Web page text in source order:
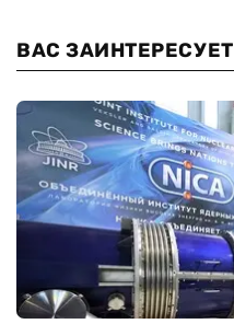
ВАС ЗАИНТЕРЕСУЕТ